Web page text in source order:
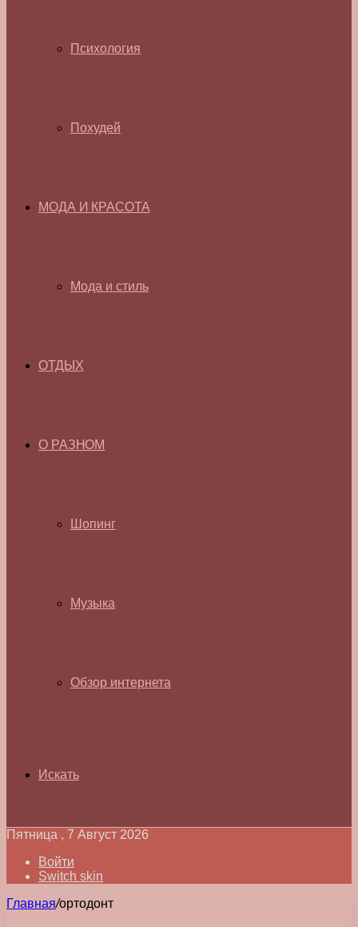
Психология
Похудей
МОДА И КРАСОТА
Мода и стиль
ОТДЫХ
О РАЗНОМ
Шопинг
Музыка
Обзор интернета
Искать
Пятница , 7 Август 2026
Войти
Switch skin
Главная/ортодонт